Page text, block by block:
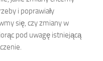
i poprawiały
się, czy zmiany w
pod uwagę istniejącą